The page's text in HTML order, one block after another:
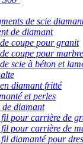
de scie
de diamant
coupe pour granit
coupe pour marbre
scie à béton et
diamant fritté
et perles
de diamant
fil pour carrière de
fil pour carrière de
diamanté pour